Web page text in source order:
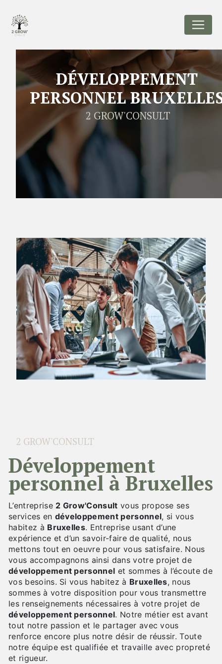
DÉVELOPPEMENT
PERSONNEL
2 GROW'CONSULT
2 GROW'CONSULT
développement
personnel à Bruxelles
L’entreprise 2 Grow'Consult vous propose ses
services en développement personnel, si vous
habitez à Bruxelles. Entreprise usant d’une
expérience et d’un savoir-faire de qualité, nous
mettons tout en oeuvre pour vous satisfaire. Nous
vous accompagnons ainsi dans votre projet de
développement personnel et sommes à l’écoute de
vos besoins. Si vous habitez à Bruxelles, nous
sommes à votre disposition pour vous transmettre
les renseignements nécessaires à votre projet de
développement personnel. Notre métier est avant
tout notre passion et le partager avec vous
renforce encore plus notre désir de réussir. Toute
notre équipe est qualifiée et travaille avec propreté
et rigueur.